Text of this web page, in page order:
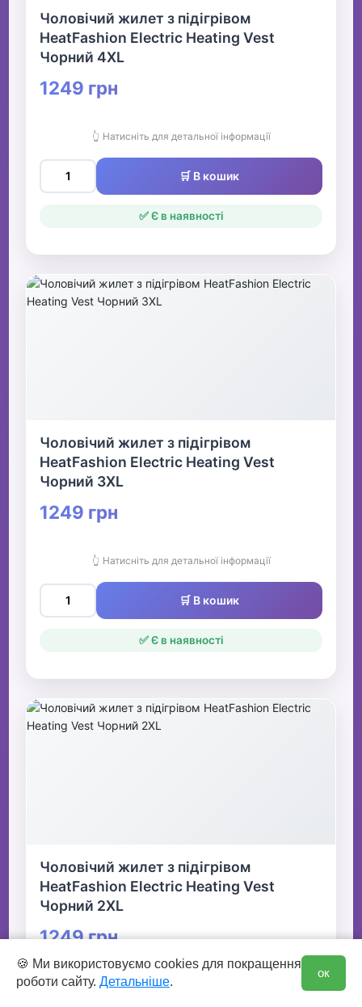
Чоловічий жилет з підігрівом
HeatFashion Electric Heating Vest
Чорний 4XL
1249 грн
👆 Натисніть для детальної інформації
🛒 В кошик
✅ Є в наявності
Чоловічий жилет з підігрівом
HeatFashion Electric Heating Vest
Чорний 3XL
1249 грн
👆 Натисніть для детальної інформації
🛒 В кошик
✅ Є в наявності
Чоловічий жилет з підігрівом
HeatFashion Electric Heating Vest
Чорний 2XL
1249 грн
👆 Натисніть для детальної інформації
🍪 Ми використовуємо cookies для покращення
роботи сайту. Детальніше.
ок
0